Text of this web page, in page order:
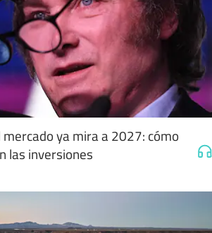
mercado ya mira a 2027: cómo
las inversiones